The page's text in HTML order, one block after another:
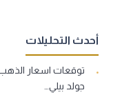
أحدث التحليلات
توقعات اسعار
جولد بيلي…